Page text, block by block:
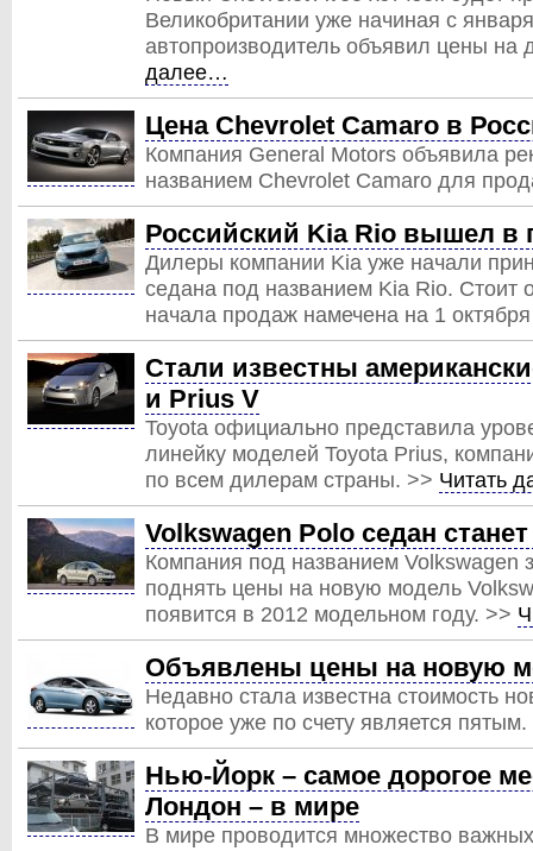
Великобритании уже начиная с
автопроизводитель объявил цены
далее…
Цена Chevrolet Camaro в
Компания General Motors объявила
названием Chevrolet Camaro для
Российский Kia Rio вышел в
Дилеры компании Kia уже начали
седана под названием Kia Rio. Стоит
начала продаж намечена на 1
Стали известны
и Prius V
Toyota официально представила
линейку моделей Toyota Prius,
по всем дилерам страны. >> Читать
Volkswagen Polo седан
Компания под названием Volkswagen
поднять цены на новую модель
появится в 2012 модельном году. >>
Объявлены цены на новую
Недавно стала известна стоимость
которое уже по счету является
Нью-Йорк – самое дорогое
Лондон – в мире
В мире проводится множество